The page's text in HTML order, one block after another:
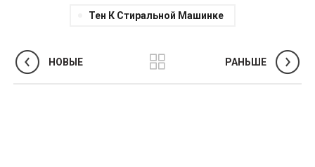
Тен К Стиральной Машинке
НОВЫЕ РАНЬШЕ